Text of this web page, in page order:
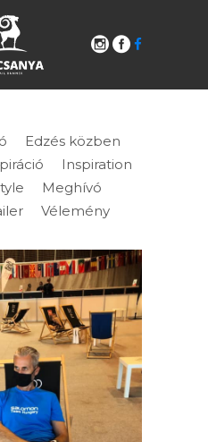
Edzés közben
Inspiration
Meghívó
Vélemény